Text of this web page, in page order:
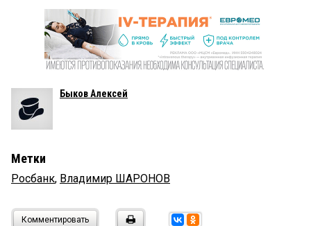
Быков Алексей
Метки
Росбанк, Владимир ШАРОНОВ
Комментировать